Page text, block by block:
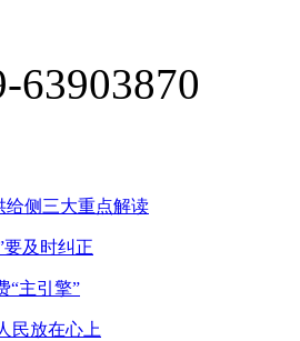
63903870
给侧三大重点解读
要及时纠正
“主引擎”
民放在心上